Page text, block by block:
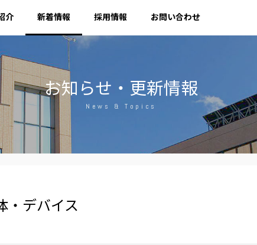
介 新着情報 採用情報 お問い合わせ
お知らせ・更新情報
News & Topics
・デバイス